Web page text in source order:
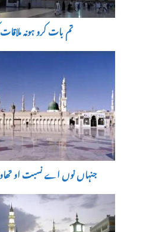
تم بات کرو ہونہ
جنہاں نوں اے نسبت او